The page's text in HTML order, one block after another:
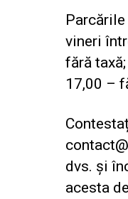
vineri
fără
17,00 –
dvs. și
acesta